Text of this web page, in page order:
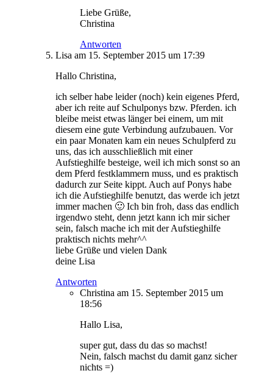
Liebe Grüße,
Christina
Antworten
Lisa am 15. September 2015 um 17:39
Hallo Christina,
ich selber habe leider (noch) kein eigenes Pferd,
aber ich reite auf Schulponys bzw. Pferden. ich
bleibe meist etwas länger bei einem, um mit
diesem eine gute Verbindung aufzubauen. Vor
ein paar Monaten kam ein neues Schulpferd zu
uns, das ich ausschließlich mit einer
Aufstieghilfe besteige, weil ich mich sonst so an
dem Pferd festklammern muss, und es praktisch
dadurch zur Seite kippt. Auch auf Ponys habe
ich die Aufstieghilfe benutzt, das werde ich jetzt
immer machen 🙂 Ich bin froh, dass das endlich
irgendwo steht, denn jetzt kann ich mir sicher
sein, falsch mache ich mit der Aufstieghilfe
praktisch nichts mehr^^
liebe Grüße und vielen Dank
deine Lisa
Antworten
Christina am 15. September 2015 um
18:56
Hallo Lisa,
super gut, dass du das so machst!
Nein, falsch machst du damit ganz sicher
nichts =)